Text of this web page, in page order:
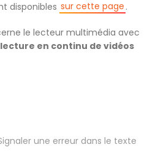
disponibles sur cette page .
le lecteur multimédia avec
lecture en continu de vidéos
une erreur dans le texte